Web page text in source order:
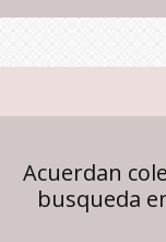
Acuerdan
busqueda